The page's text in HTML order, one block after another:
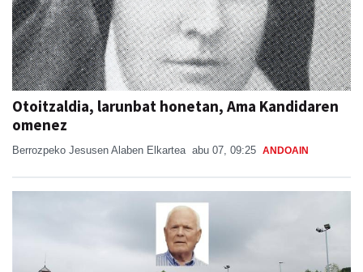
Otoitzaldia, larunbat honetan, Ama Kandidaren
omenez
Berrozpeko Jesusen Alaben Elkartea abu 07, 09:25 ANDOAIN